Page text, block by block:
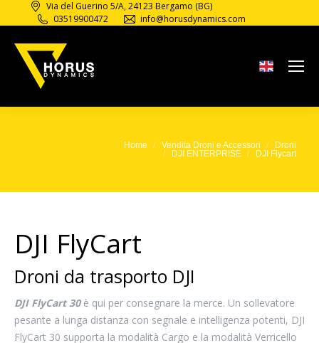
Via del Guerino 5/A, 24123 Bergamo (BG)
03519900472
info@horusdynamics.com
Tu sei qui:Home Vendita Droni e Accessori
Droni
DJI ENTERPRISE
DJI Flycart
DJI FlyCart
Droni da trasporto DJI
DJI FlyCart 30è qui per consegnare la merce. Un sollevatore
pesante a lunga distanza con segnale e intelligenza potenti, DJI
FlyCart 30 supporta la modalità Cargo e la modalità Verricello